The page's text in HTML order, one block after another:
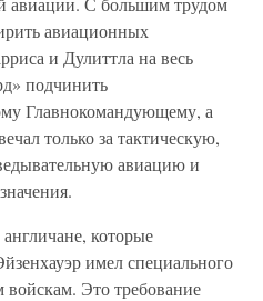
авиационных
и Дулиттла на весь
подчинить
Главнокомандующему, а
только за тактическую,
авиацию и
которые
имел специального
войскам. Это требование